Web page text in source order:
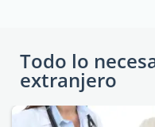
Todo lo
extranjero